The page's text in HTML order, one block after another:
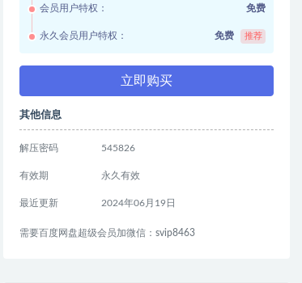
会员用户特权： 免费
永久会员用户特权： 免费 推荐
立即购买
其他信息
解压密码 545826
有效期 永久有效
最近更新 2024年06月19日
需要百度网盘超级会员加微信：svip8463